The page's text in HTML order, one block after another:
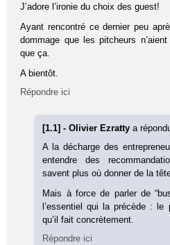
J’adore l’ironie du choix des guest!
Ayant rencontré ce dernier peu
dommage que les pitcheurs
que ça.
A bientôt.
Répondre ici
[1.1] - Olivier Ezrattya
A la décharge des
entendre des
savent plus où donner de la
Mais à force de parler de
l’essentiel qui la précède : le
qu’il fait concrètement.
Répondre ici